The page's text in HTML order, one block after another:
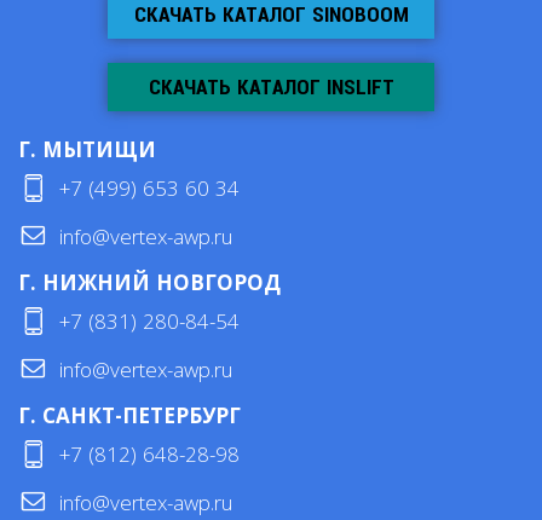
СКАЧАТЬ КАТАЛОГ SINOBOOM
СКАЧАТЬ КАТАЛОГ INSLIFT
Г. МЫТИЩИ
+7 (499) 653 60 34
info@vertex-awp.ru
Г. НИЖНИЙ НОВГОРОД
+7 (831) 280-84-54
info@vertex-awp.ru
Г. САНКТ-ПЕТЕРБУРГ
+7 (812) 648-28-98
info@vertex-awp.ru